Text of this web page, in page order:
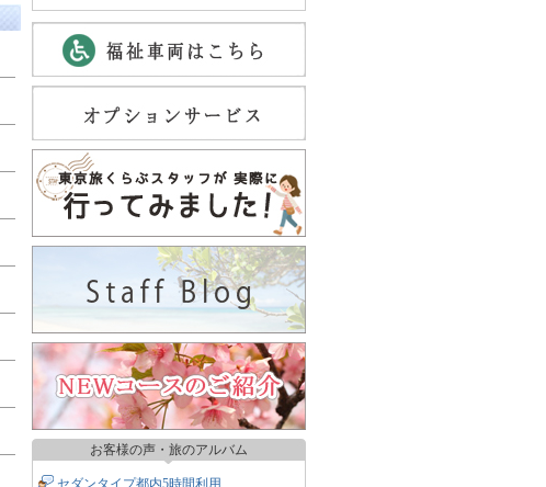
お客様の声・旅のアルバム
セダンタイプ都内5時間利用